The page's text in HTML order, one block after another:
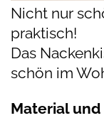
Nicht nur
praktisch!
Das
schön im
Material und